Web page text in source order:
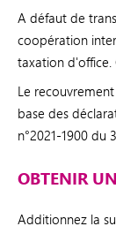
A défaut de
coopération
taxation d'office.
Le
base des
n°2021-1900 du
OBTENIR
Additionnez la